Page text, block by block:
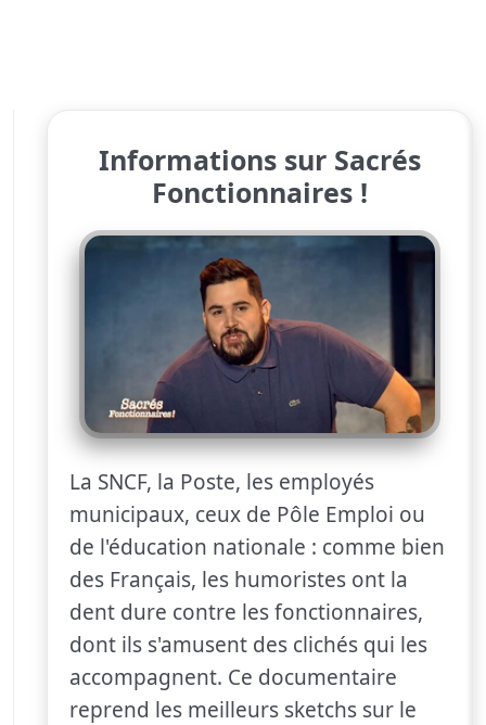
Informations sur Sacrés
Fonctionnaires !
La SNCF, la Poste, les employés
municipaux, ceux de Pôle Emploi ou
de l'éducation nationale : comme bien
des Français, les humoristes ont la
dent dure contre les fonctionnaires,
dont ils s'amusent des clichés qui les
accompagnent. Ce documentaire
reprend les meilleurs sketchs sur le